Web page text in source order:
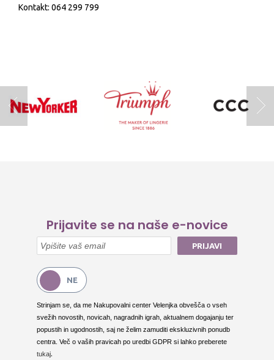
Kontakt: 064 299 799
Prijavite se na naše e-novice
PRIJAVI
Strinjam se, da me Nakupovalni center Velenjka obvešča o vseh
svežih novostih, novicah, nagradnih igrah, aktualnem dogajanju ter
popustih in ugodnostih, saj ne želim zamuditi ekskluzivnih ponudb
centra. Več o vaših pravicah po uredbi GDPR si lahko preberete
tukaj.